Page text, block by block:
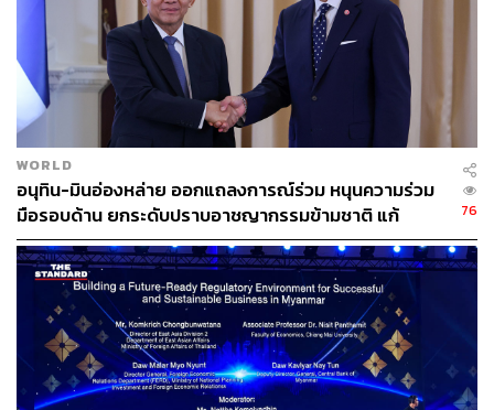
WORLD
อนุทิน-มินอ่องหล่าย ออกแถลงการณ์ร่วม หนุนความร่วม
มือรอบด้าน ยกระดับปราบอาชญากรรมข้ามชาติ แก้
ปัญหาหมอกควัน-มลพิษทางน้ำ
76